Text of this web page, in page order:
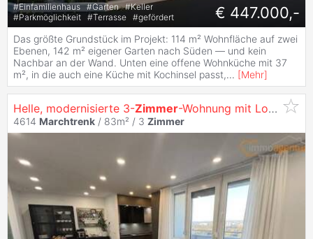
#Einfamilienhaus #Garten #Keller
#Parkmöglichkeit #Terrasse #gefördert € 447.000,-
Das größte Grundstück im Projekt: 114 m² Wohnfläche auf zwei
Ebenen, 142 m² eigener Garten nach Süden — und kein
Nachbar an der Wand. Unten eine offene Wohnküche mit 37
m², in die auch eine Küche mit Kochinsel passt,... [Mehr]
Helle, modernisierte 3-Zimmer-Wohnung mit Loggia, Parkplatz und hochwertiger Ausstattung in
4614 Marchtrenk / 83m² / 3 Zimmer